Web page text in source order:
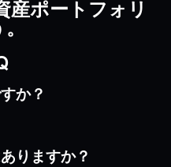
産ポートフォリ
か？
りますか？